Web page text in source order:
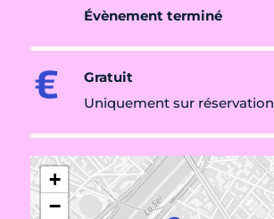
Évènement terminé
Gratuit
Uniquement sur réservation
+
−